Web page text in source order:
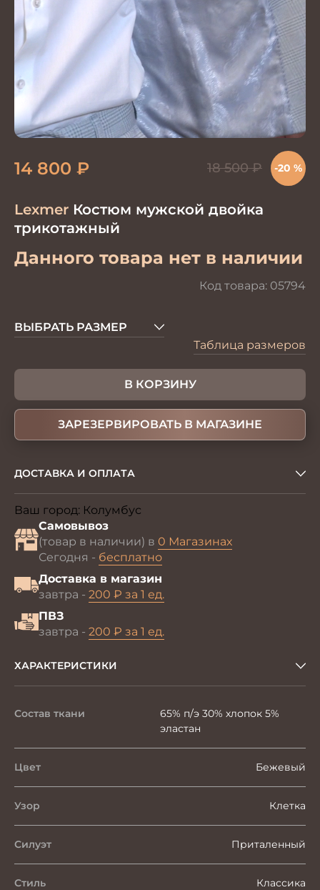
Lexmer Костюм мужской двойка
трикотажный
Данного товара нет в наличии
Код товара: 05794
14 800 ₽ 18 500₽ -20 %
ВЫБРАТЬ РАЗМЕР
Таблица размеров
В КОРЗИНУ
ЗАРЕЗЕРВИРОВАТЬ В МАГАЗИНЕ
ДОСТАВКА И ОПЛАТА
Ваш город: Колумбус
Самовывоз
(товар в наличии) в 0 Магазинах
Сегодня - бесплатно
Доставка в магазин
завтра - 200 ₽ за 1 ед.
ПВЗ
завтра - 200 ₽ за 1 ед.
ХАРАКТЕРИСТИКИ
Состав ткани
65% п/э 30% хлопок 5%
эластан
Цвет Бежевый
Узор Клетка
Силуэт Приталенный
Стиль Классика